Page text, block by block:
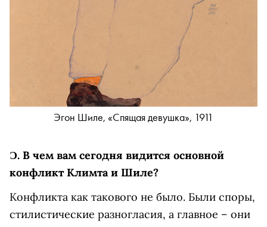
Эгон Шиле, «Спящая девушка», 1911
Ɔ. В чем вам сегодня видится основной
конфликт Климта и Шиле?
Конфликта как такового не было. Были споры,
стилистические разногласия, а главное – они